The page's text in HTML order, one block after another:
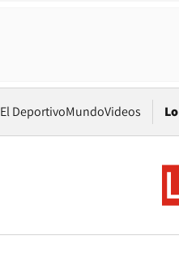
El DeportivoMundoVideos